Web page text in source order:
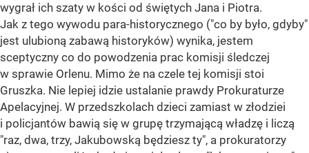
wygrał ich szaty w kości od świętych Jana i Piotra.
Jak z tego wywodu para-historycznego ("co by było, gdyby"
jest ulubioną zabawą historyków) wynika, jestem
sceptyczny co do powodzenia prac komisji śledczej
w sprawie Orlenu. Mimo że na czele tej komisji stoi
Gruszka. Nie lepiej idzie ustalanie prawdy Prokuraturze
Apelacyjnej. W przedszkolach dzieci zamiast w złodziei
i policjantów bawią się w grupę trzymającą władzę i liczą
"raz, dwa, trzy, Jakubowską będziesz ty", a prokuratorzy